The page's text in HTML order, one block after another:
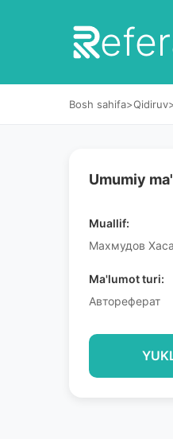
Bosh sahifa>Qidiruv
Umumiy
Muallif:
Махмудов
Ma'lumot turi:
Автореферат